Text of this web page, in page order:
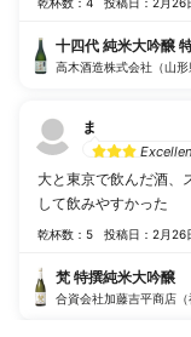
十四代 純米大吟醸
高木酒造株式会社（山形
ま
大と東京で飲んだ酒、
して飲みやすかった
乾杯数：5 投稿日：2月26
梵 特撰純米大吟醸
合資会社加藤吉平商店（